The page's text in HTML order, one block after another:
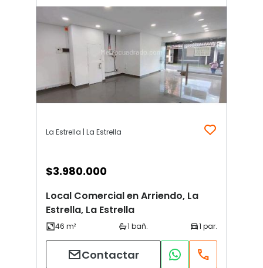
La Estrella | La Estrella
$3.980.000
Local Comercial en Arriendo, La
Estrella, La Estrella
Contactar